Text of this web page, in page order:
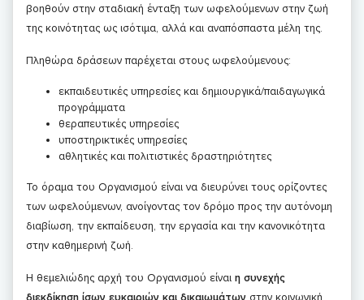
βοηθούν στην σταδιακή ένταξη των ωφελούμενων στην ζωή
της κοινότητας ως ισότιμα, αλλά και αναπόσπαστα μέλη της.
Πληθώρα δράσεων παρέχεται στους ωφελούμενους:
εκπαιδευτικές υπηρεσίες και δημιουργικά/παιδαγωγικά
προγράμματα
θεραπευτικές υπηρεσίες
υποστηρικτικές υπηρεσίες
αθλητικές και πολιτιστικές δραστηριότητες
Το όραμα του Οργανισμού είναι να διευρύνει τους ορίζοντες
των ωφελούμενων, ανοίγοντας τον δρόμο προς την αυτόνομη
διαβίωση, την εκπαίδευση, την εργασία και την κανονικότητα
στην καθημερινή ζωή.
Η θεμελιώδης αρχή του Οργανισμού είναι η συνεχής
διεκδίκηση ίσων ευκαιριών και δικαιωμάτων στην κοινωνική